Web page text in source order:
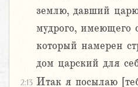
землю, давший
мудрого, имеющего
который намерен
дом царский для
2:13 Итак я посылаю